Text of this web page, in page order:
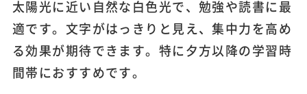
太陽光に近い自然な白色光で、勉強や読書に最
適です。文字がはっきりと見え、集中力を高め
る効果が期待できます。特に夕方以降の学習時
間帯におすすめです。